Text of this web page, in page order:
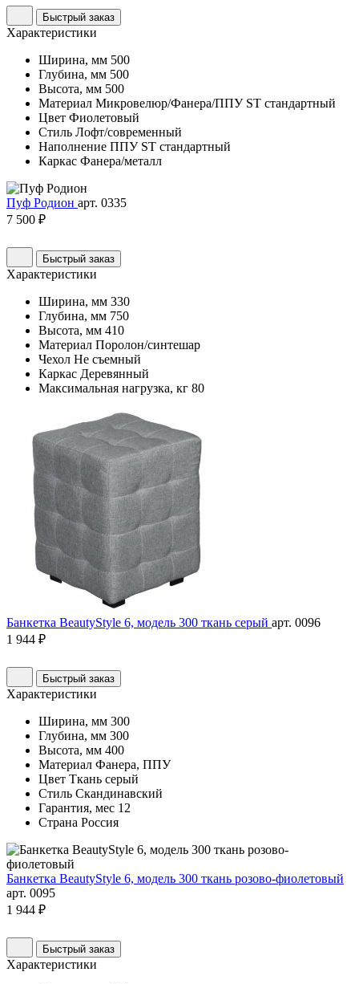
Быстрый заказ
Характеристики
Ширина, мм 500
Глубина, мм 500
Высота, мм 500
Материал Микровелюр/Фанера/ППУ ST стандартный
Цвет Фиолетовый
Стиль Лофт/современный
Наполнение ППУ ST стандартный
Каркас Фанера/металл
Пуф Родион арт. 0335
7 500 ₽
Быстрый заказ
Характеристики
Ширина, мм 330
Глубина, мм 750
Высота, мм 410
Материал Поролон/синтешар
Чехол Не съемный
Каркас Деревянный
Максимальная нагрузка, кг 80
Банкетка BeautyStyle 6, модель 300 ткань серый арт. 0096
1 944 ₽
Быстрый заказ
Характеристики
Ширина, мм 300
Глубина, мм 300
Высота, мм 400
Материал Фанера, ППУ
Цвет Ткань серый
Стиль Скандинавский
Гарантия, мес 12
Страна Россия
Банкетка BeautyStyle 6, модель 300 ткань розово-фиолетовый
арт. 0095
1 944 ₽
Быстрый заказ
Характеристики